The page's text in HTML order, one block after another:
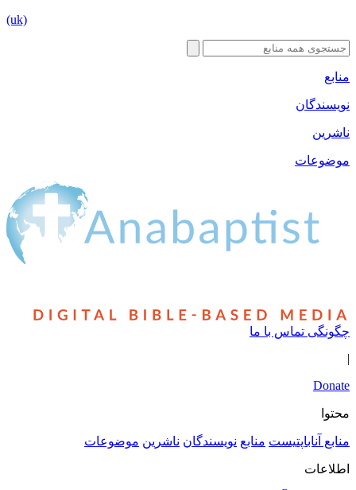
(uk)
منابع
نویسندگان
ناشرین
موضوعات
چگونگی تماس با ما
|
Donate
محتوا
منابع آناباپتیست منابع نویسندگان ناشرین موضوعات
اطلاعات